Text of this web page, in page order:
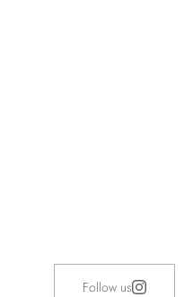
Follow us